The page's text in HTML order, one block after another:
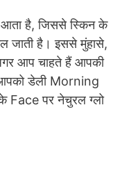
है, जिससे स्किन के
जाती है। इससे मुंहासे,
आप चाहते हैं आपकी
डेली Morning
Face पर नेचुरल ग्लो